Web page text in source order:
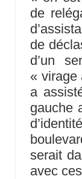
de
de
d’un
« virage
a
gauche
serait
avec